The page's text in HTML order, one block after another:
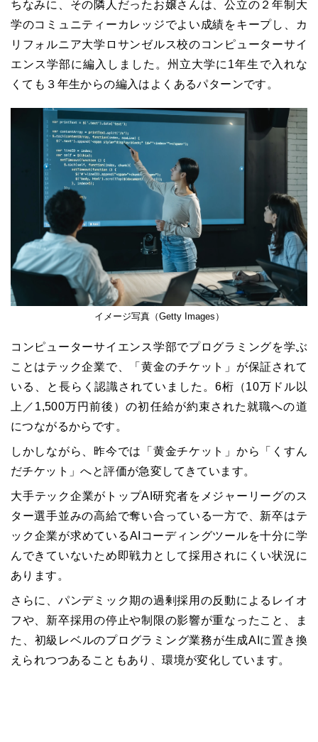
ちなみに、その隣人だったお嬢さんは、公立の２年制大
学のコミュニティーカレッジでよい成績をキープし、カ
リフォルニア大学ロサンゼルス校のコンピューターサイ
エンス学部に編入しました。州立大学に1年生で入れな
くても３年生からの編入はよくあるパターンです。
イメージ写真（Getty Images）
コンピューターサイエンス学部でプログラミングを学ぶ
ことはテック企業で、「黄金のチケット」が保証されて
いる、と長らく認識されていました。6桁（10万ドル以
上／1,500万円前後）の初任給が約束された就職への道
につながるからです。
しかしながら、昨今では「黄金チケット」から「くすん
だチケット」へと評価が急変してきています。
大手テック企業がトップAI研究者をメジャーリーグのス
ター選手並みの高給で奪い合っている一方で、新卒はテ
ック企業が求めているAIコーディングツールを十分に学
んできていないため即戦力として採用されにくい状況に
あります。
さらに、パンデミック期の過剰採用の反動によるレイオ
フや、新卒採用の停止や制限の影響が重なったこと、ま
た、初級レベルのプログラミング業務が生成AIに置き換
えられつつあることもあり、環境が変化しています。